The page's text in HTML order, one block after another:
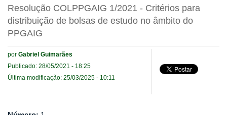
Resolução COLPPGAIG 1/2021 - Critérios para
distribuição de bolsas de estudo no âmbito do
PPGAIG
por Gabriel Guimarães
Publicado: 28/05/2021 - 18:25
Última modificação: 25/03/2025 - 10:11